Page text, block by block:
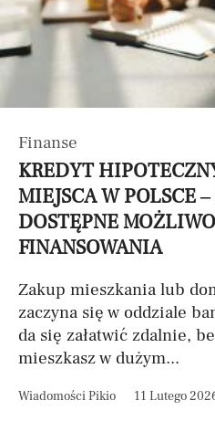
Finanse
KREDYT
MIEJSCA W POLSCE
DOSTĘPNE
FINANSOWANIA
Zakup mieszkania lub
zaczyna się w oddziale
da się załatwić zdalnie,
mieszkasz w dużym...
Wiadomości Pikio 11 Lutego